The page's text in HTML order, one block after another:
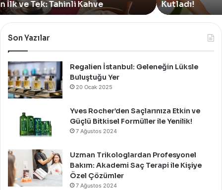
Up
Mağazasını
Özel
Bir
Kutladı!
Kutladı!
Son Yazılar
Regalien İstanbul: Geleneğin Lüksle
Buluştuğu Yer
20 Ocak 2025
Yves Rocher’den Saçlarınıza Etkin ve
Güçlü Bitkisel Formüller ile Yenilik!
7 Ağustos 2024
Uzman Trikologlardan Profesyonel
Bakım: Akademi Saç Terapi ile Kişiye
Özel Çözümler
7 Ağustos 2024